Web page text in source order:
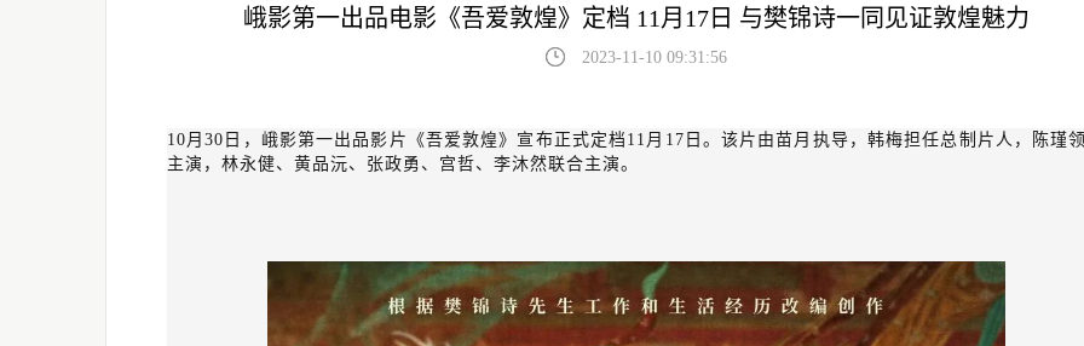
峨影第一出品电影《吾爱敦煌》定档 11月17日 与樊锦诗一同见证敦煌魅力
2023-11-10 09:31:56
10月30日，峨影第一出品影片《吾爱敦煌》宣布正式定档11月17日。该片由苗月执导，韩梅担任总制片人，陈瑾
主演，林永健、黄品沅、张政勇、宫哲、李沐然联合主演。